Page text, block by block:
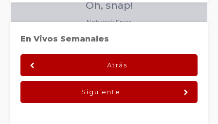
En Vivos Semanales
Atrás
Siguiente